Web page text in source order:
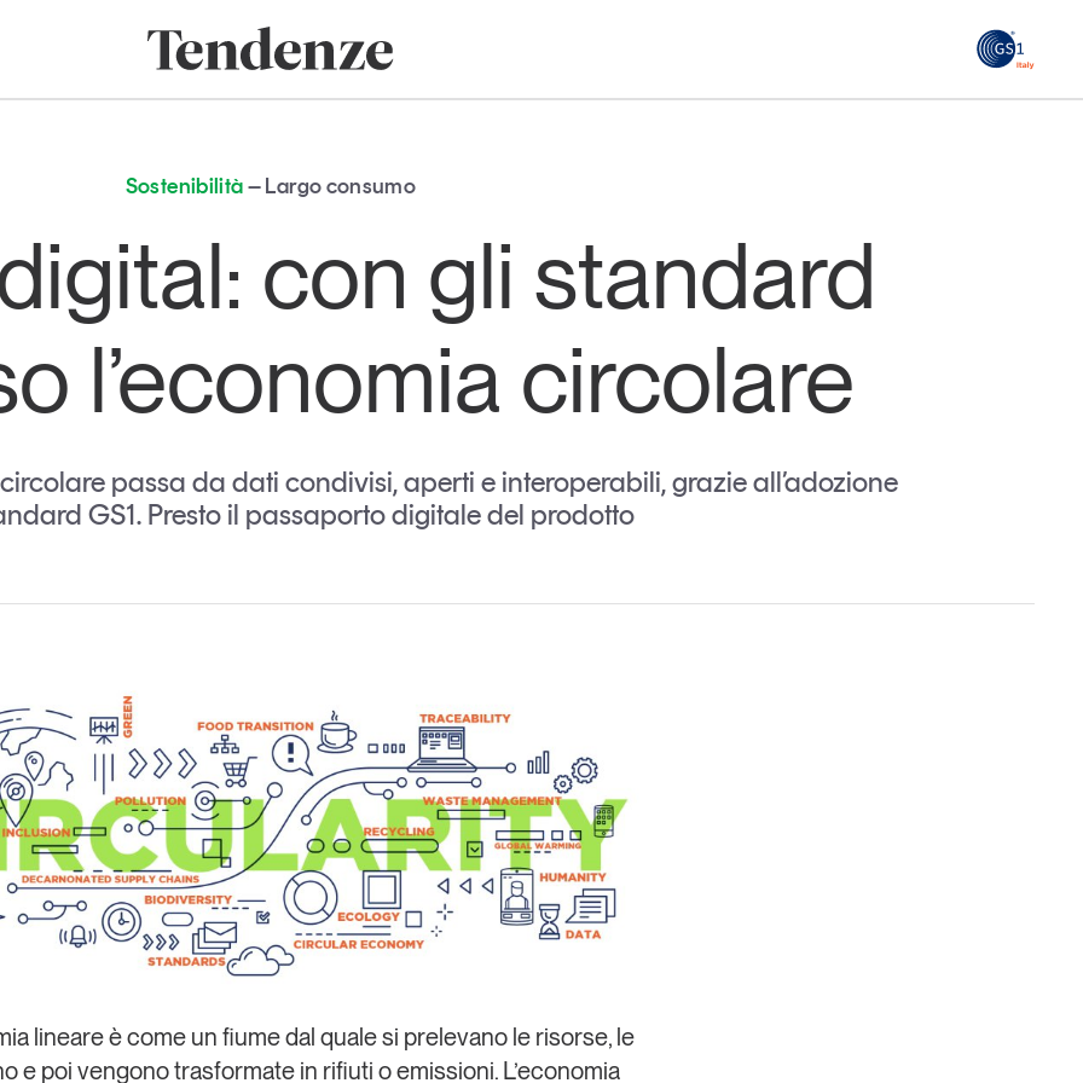
GS1
Magazine
Opinioni
Dossier
Interviste
Comunicati stampa
Podcast
Studi e ricerche
ricerche
Tutti gli
Chi siamo
Newsletter
Contatti
Iscriviti
e
Sostenibilità Largo consumo
con gli standard
l’economia circolare
passa da dati condivisi, aperti e interoperabili, grazie all’adozione
GS1. Presto il passaporto digitale del prodotto
lineare è come un fiume dal quale si prelevano le risorse, le
e poi vengono trasformate in rifiuti o emissioni. L’economia